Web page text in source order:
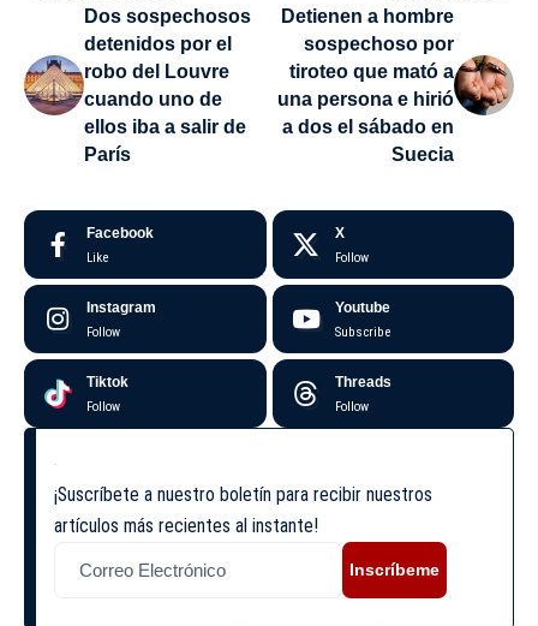
Dos sospechosos
detenidos por el
robo del Louvre
cuando uno de
ellos iba a salir de
París
Detienen a hombre
sospechoso por
tiroteo que mató a
una persona e hirió
a dos el sábado en
Suecia
Facebook
Like
X
Follow
Instagram
Follow
Youtube
Subscribe
Tiktok
Follow
Threads
Follow
¡Suscríbete a nuestro boletín para recibir nuestros
artículos más recientes al instante!
Inscríbeme